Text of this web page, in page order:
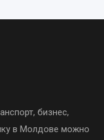
бизнес,
в Молдове можно